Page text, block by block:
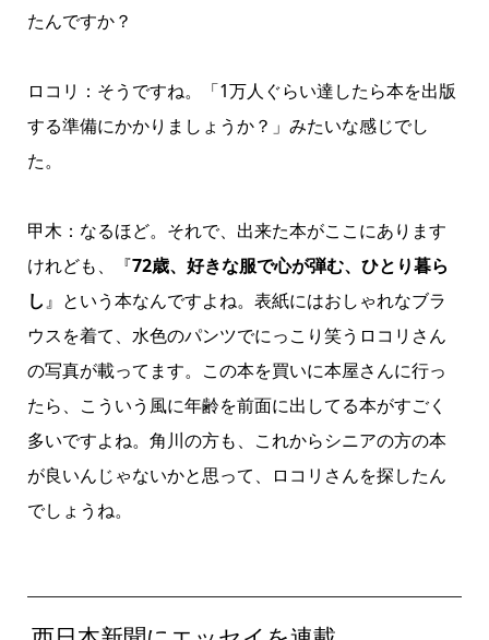
たんですか？
ロコリ：そうですね。「1万人ぐらい達したら本を出版
する準備にかかりましょうか？」みたいな感じでし
た。
甲木：なるほど。それで、出来た本がここにあります
けれども、『72歳、好きな服で心が弾む、ひとり暮ら
し』という本なんですよね。表紙にはおしゃれなブラ
ウスを着て、水色のパンツでにっこり笑うロコリさん
の写真が載ってます。この本を買いに本屋さんに行っ
たら、こういう風に年齢を前面に出してる本がすごく
多いですよね。角川の方も、これからシニアの方の本
が良いんじゃないかと思って、ロコリさんを探したん
でしょうね。